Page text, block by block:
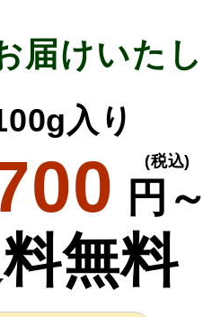
届けいたし
入り
円～
(税込)
無料